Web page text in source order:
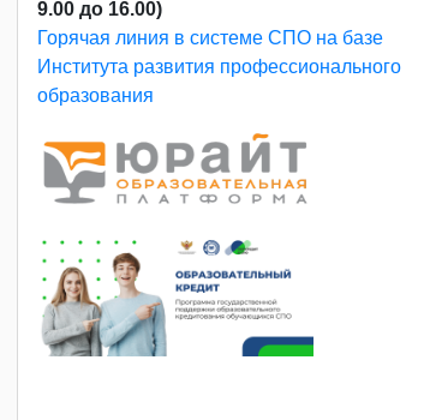
9.00 до 16.00)
Горячая линия в системе СПО на базе
Института развития профессионального
образования